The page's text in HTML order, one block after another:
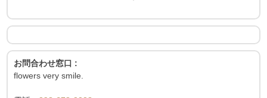
お問合わせ窓口 :
flowers very smile.